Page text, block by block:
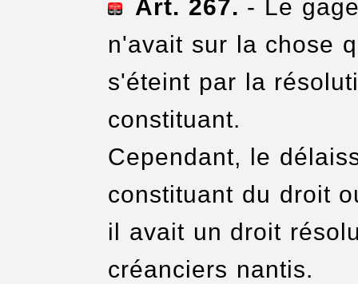
Art. 267. - Le
n'avait sur la chose
s'éteint par la
constituant.
Cependant, le
constituant du droit
il avait un droit
créanciers nantis.